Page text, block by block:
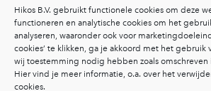
Hikos B.V. gebruikt functionele cookies om deze
functioneren en analytische cookies om het
analyseren, waaronder ook voor
cookies’ te klikken, ga je akkoord met het gebruik
wij toestemming nodig hebben zoals omschreven
Hier vind je meer informatie, o.a. over het
cookies.
KvK nummer: 77341503
Email:info@hikos.nl
Bel:020-2117206
Voor patiënten